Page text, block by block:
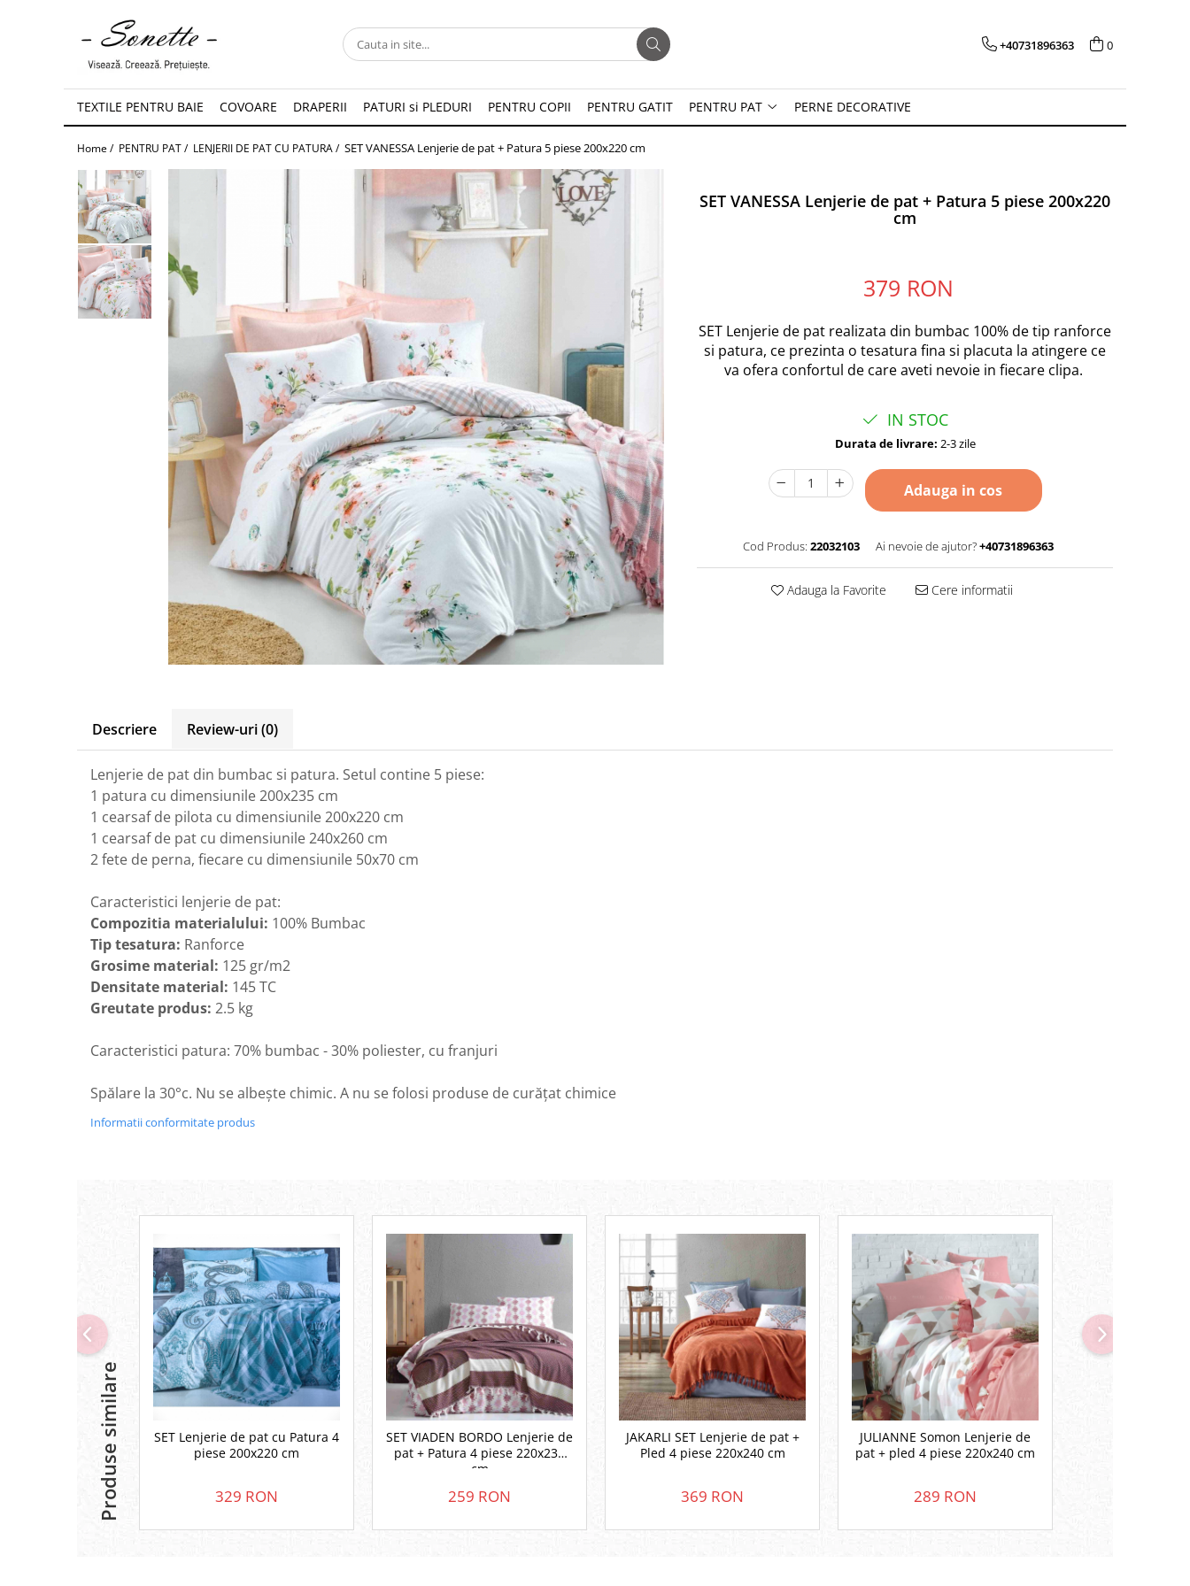
PENTRU PAT
LENJERII DE PAT
LENJERII DE PAT CU PATURA
LENJERII DE PAT CU PILOTA SI
+40731896363 0
TEXTILE PENTRU BAIE COVOARE DRAPERII PATURI si PLEDURI PENTRU COPII PENTRU GATIT PENTRU PAT PERNE DECORATIVE
Home / PENTRU PAT / LENJERII DE PAT CU PATURA / SET VANESSA Lenjerie de pat + Patura 5 piese 200x220 cm
SET VANESSA Lenjerie de pat + Patura 5 piese 200x220
cm
379 RON
SET Lenjerie de pat realizata din bumbac 100% de tip ranforce
si patura, ce prezinta o tesatura fina si placuta la atingere ce
va ofera confortul de care aveti nevoie in fiecare clipa.
IN STOC
Durata de livrare: 2-3 zile
Adauga in cos
Cod Produs: 22032103 Ai nevoie de ajutor?+40731896363
Adauga la Favorite Cere informatii
Descriere Review-uri(0)
Lenjerie de pat din bumbac si patura. Setul contine 5 piese:
1 patura cu dimensiunile 200x235 cm
1 cearsaf de pilota cu dimensiunile 200x220 cm
1 cearsaf de pat cu dimensiunile 240x260 cm
2 fete de perna, fiecare cu dimensiunile 50x70 cm
Caracteristici lenjerie de pat:
Compozitia materialului: 100% Bumbac
Tip tesatura: Ranforce
Grosime material: 125 gr/m2
Densitate material: 145 TC
Greutate produs: 2.5 kg
Caracteristici patura: 70% bumbac - 30% poliester, cu franjuri
Spălare la 30°c. Nu se albește chimic. A nu se folosi produse de curățat chimice
Informatii conformitate produs
Produse similare
SET Lenjerie de pat cu Patura 4
piese 200x220 cm
329 RON
SET VIADEN BORDO Lenjerie de
pat + Patura 4 piese 220x230
cm
259 RON
JAKARLI SET Lenjerie de pat +
Pled 4 piese 220x240 cm
369 RON
JULIANNE Somon Lenjerie de
pat + pled 4 piese 220x240 cm
289 RON